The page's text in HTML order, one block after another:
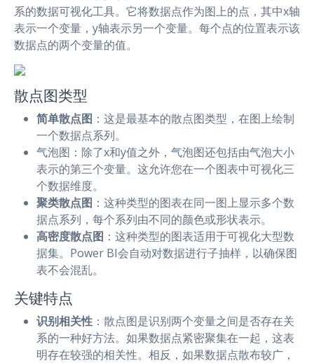
系的数据可视化工具。它将数据点作为图上的点，其中x轴
表示一个变量，y轴表示另一个变量。每个点的位置表示该
数据点的两个变量的值。
散点图类型
简单散点图 ：这是最基本的散点图类型，在图上绘制
一个数据点系列。
气泡图：除了x和y值之外，气泡图还包括由气泡大小
表示的第三个变量。这允许您在一个图表中可视化三
个数据维度。
聚类散点图 ：这种类型的图表在同一图上显示多个数
据点系列，每个系列由不同的颜色或形状表示。
高密度散点图 ：这种类型的图表适用于可视化大型数
据集。Power BI会自动对数据进行子抽样，以确保图
表不会混乱。
关键特点
识别相关性 ：散点图是识别两个变量之间是否存在关
系的一种好方法。如果数据点紧密聚集在一起，这表
明存在较强的相关性。相反，如果数据点散布较广，